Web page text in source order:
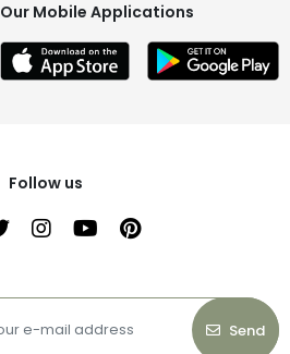
Our Mobile Applications
Follow us
Send